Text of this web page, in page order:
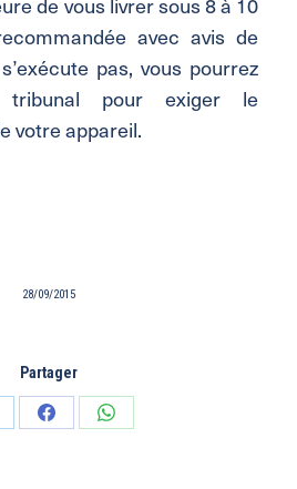
avec avis de
pas, vous pourrez
pour exiger le
votre appareil.
28/09/2015
Partager
PartagerPartager